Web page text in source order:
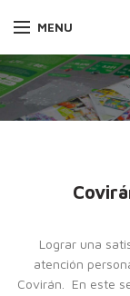
MENU
Lograr una
atención
Covirán. En este